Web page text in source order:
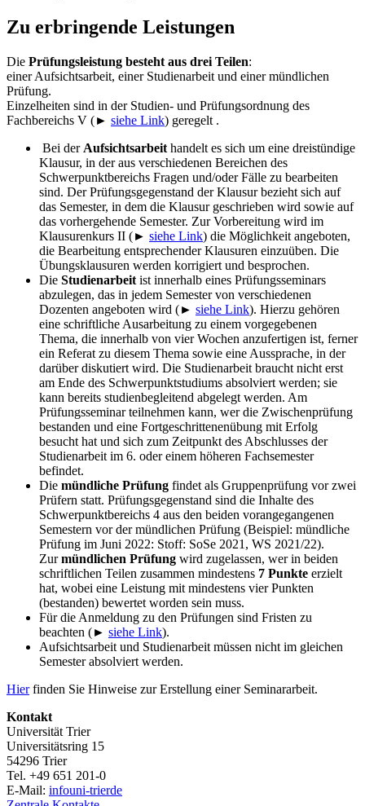
Zu erbringende Leistungen
Die Prüfungsleistung besteht aus drei Teilen:
einer Aufsichtsarbeit, einer Studienarbeit und einer mündlichen
Prüfung.
Einzelheiten sind in der Studien- und Prüfungsordnung des
Fachbereichs V (► siehe Link) geregelt .
Bei der Aufsichtsarbeit handelt es sich um eine dreistündige
Klausur, in der aus verschiedenen Bereichen des
Schwerpunktbereichs Fragen und/oder Fälle zu bearbeiten
sind. Der Prüfungsgegenstand der Klausur bezieht sich auf
das Semester, in dem die Klausur geschrieben wird sowie auf
das vorhergehende Semester. Zur Vorbereitung wird im
Klausurenkurs II (► siehe Link) die Möglichkeit angeboten,
die Bearbeitung entsprechender Klausuren einzuüben. Die
Übungsklausuren werden korrigiert und besprochen.
Die Studienarbeit ist innerhalb eines Prüfungsseminars
abzulegen, das in jedem Semester von verschiedenen
Dozenten angeboten wird (► siehe Link). Hierzu gehören
eine schriftliche Ausarbeitung zu einem vorgegebenen
Thema, die innerhalb von vier Wochen anzufertigen ist, ferner
ein Referat zu diesem Thema sowie eine Aussprache, in der
darüber diskutiert wird. Die Studienarbeit braucht nicht erst
am Ende des Schwerpunktstudiums absolviert werden; sie
kann bereits studienbegleitend abgelegt werden. Am
Prüfungsseminar teilnehmen kann, wer die Zwischenprüfung
bestanden und eine Fortgeschrittenenübung mit Erfolg
besucht hat und sich zum Zeitpunkt des Abschlusses der
Studienarbeit im 6. oder einem höheren Fachsemester
befindet.
Die mündliche Prüfung findet als Gruppenprüfung vor zwei
Prüfern statt. Prüfungsgegenstand sind die Inhalte des
Schwerpunktbereichs 4 aus den beiden vorangegangenen
Semestern vor der mündlichen Prüfung (Beispiel: mündliche
Prüfung im Juni 2022: Stoff: SoSe 2021, WS 2021/22).
Zurmündlichen Prüfung wird zugelassen, wer in beiden
schriftlichen Teilen zusammen mindestens 7 Punkte erzielt
hat, wobei eine Leistung mit mindestens vier Punkten
(bestanden) bewertet worden sein muss.
Für die Anmeldung zu den Prüfungen sind Fristen zu
beachten (► siehe Link).
Aufsichtsarbeit und Studienarbeit müssen nicht im gleichen
Semester absolviert werden.
Hierfinden Sie Hinweise zur Erstellung einer Seminararbeit.
Kontakt
Universität Trier
Universitätsring 15
54296 Trier
Tel. +49 651 201-0
E-Mail: infouni-trierde